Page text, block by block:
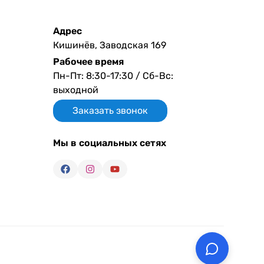
Адрес
Кишинёв, Заводская 169
Рабочее время
Пн-Пт: 8:30-17:30 / Сб-Вс:
выходной
Заказать звонок
Мы в социальных сетях